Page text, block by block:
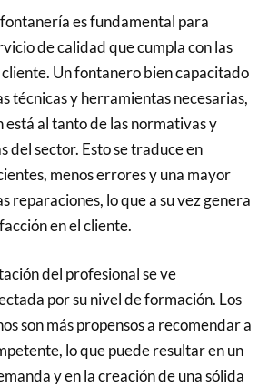
es fundamental para
de calidad que cumpla con las
Un fontanero bien capacitado
técnicas y herramientas necesarias,
está al tanto de las normativas y
del sector. Esto se traduce en
menos errores y una mayor
reparaciones, lo que a su vez genera
en el cliente.
del profesional se ve
por su nivel de formación. Los
son más propensos a recomendar a
lo que puede resultar en un
y en la creación de una sólida